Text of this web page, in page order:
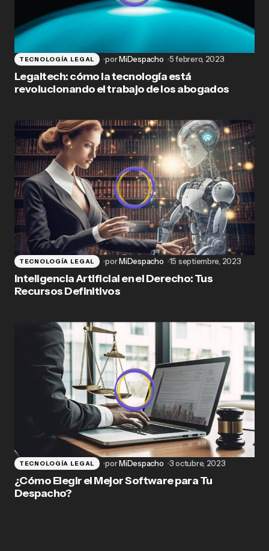
TECNOLOGÍA LEGAL porMiDespacho 5 febrero, 2023
Legaltech: cómo la tecnología está
revolucionando el trabajo de los abogados
TECNOLOGÍA LEGAL porMiDespacho 15 septiembre, 2023
Inteligencia Artificial en el Derecho: Tus
Recursos Definitivos
TECNOLOGÍA LEGAL porMiDespacho 3 octubre, 2023
¿Cómo Elegir el Mejor Software para Tu
Despacho?